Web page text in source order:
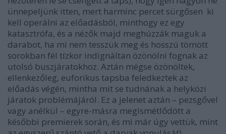
ünnepeljünk itten, mert harminc percet sürgősen ki
kell operálni az előadásból, minthogy ez egy
katasztrófa, és a nézők majd meghúzzák maguk a
darabot, ha mi nem tesszük meg és hosszú tömött
sorokban fél tízkor indignáltan özönölni fognak az
utolsó buszjáratokhoz. Aztán mégse özönöltek,
ellenkezőleg, euforikus tapsba feledkeztek az
előadás végén, mintha mit se tudnának a helyközi
járatok problémájáról. Ez a jelenet aztán – pezsgővel
vagy anélkül – egyre-másra megismétlődött a
későbbi premierek során, és mi már úgy vettük, mint